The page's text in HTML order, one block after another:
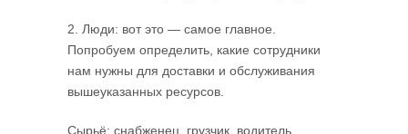
2. Люди: вот это — самое главное.
Попробуем определить, какие сотрудники
нам нужны для доставки и обслуживания
вышеуказанных ресурсов.
Сырьё: снабженец, грузчик, водитель,